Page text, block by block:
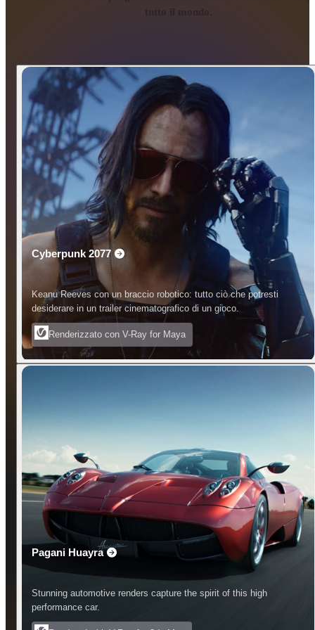
Cyberpunk 2077
Keanu Reeves con un braccio robotico: tutto ciò che potresti
desiderare in un trailer cinematografico di un gioco.
Renderizzato con V-Ray for Maya
Pagani Huayra
Stunning automotive renders capture the spirit of this high
performance car.